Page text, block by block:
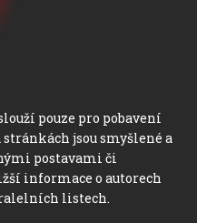
pouze pro pobavení
jsou smyšlené a
postavami či
informace o autorech
listech.